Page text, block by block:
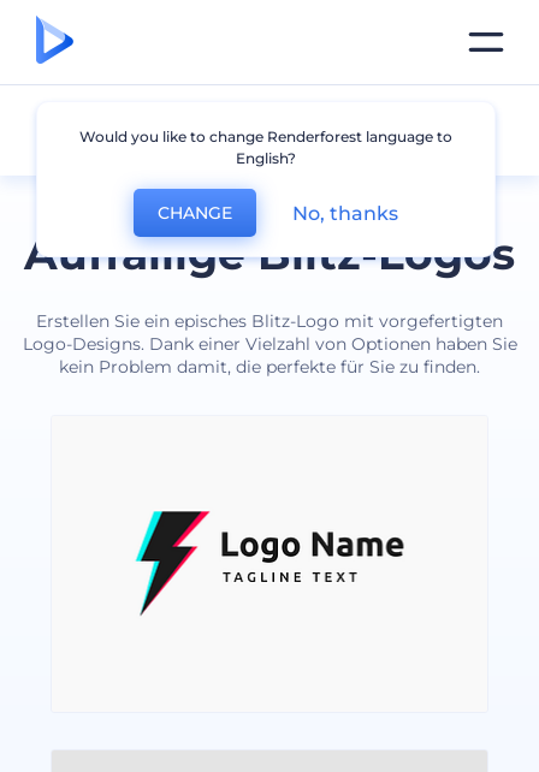
Auffällige Blitz-Logos
Erstellen Sie ein episches Blitz-Logo mit vorgefertigten
Logo-Designs. Dank einer Vielzahl von Optionen haben Sie
kein Problem damit, die perfekte für Sie zu finden.
Blitz
Would you like to change Renderforest language to
English?
CHANGE No, thanks